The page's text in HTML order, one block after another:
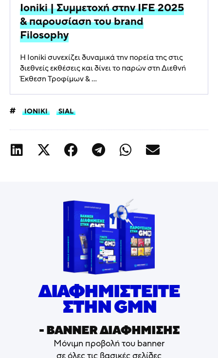
Ioniki | Συμμετοχή στην IFE 2025
& παρουσίαση του brand
Filosophy
Η Ioniki συνεχίζει δυναμικά την πορεία της στις
διεθνείς εκθέσεις και δίνει το παρών στη Διεθνή
Έκθεση Τροφίμων & ...
IONIKI SIAL
ΔΙΑΦΗΜΙΣΤΕΙΤΕ
ΣΤΗΝ GMN
- ΒΑNNER ΔΙΑΦΗΜΙΣΗΣ
Μόνιμη προβολή του banner
σε όλες τις βασικές σελίδες